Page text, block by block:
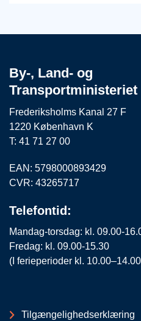
By-, Land- og
Transportministeriet
Frederiksholms Kanal 27 F
1220 København K
T: 41 71 27 00
EAN: 5798000893429
CVR: 43265717
Telefontid:
Mandag-torsdag: kl. 09.00-
Fredag: kl. 09.00-15.30
(I ferieperioder kl.
Tilgængelighedserklæring